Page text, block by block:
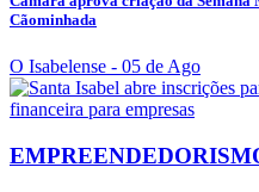
Cãominhada
O Isabelense - 05 de Ago